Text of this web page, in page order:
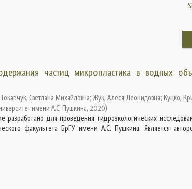
частиц микропластика в водных
Токарчук, Светлана Михайловна; Жук, Алеся Леонидовна; Куцко,
имени А.С. Пушкина, 2020)
разработано для проведения гидроэкологических
факультета БрГУ имени А.С. Пушкина. Является